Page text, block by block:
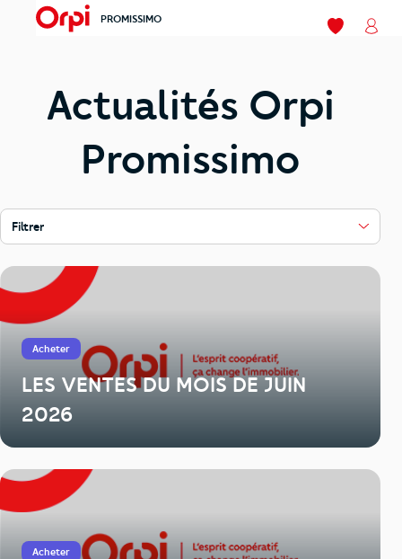
menu PROMISSIMO
Mes favoris
Actualités Orpi
Promissimo
Filtrer
Acheter
LES VENTES DU MOIS DE JUIN
2026
Acheter